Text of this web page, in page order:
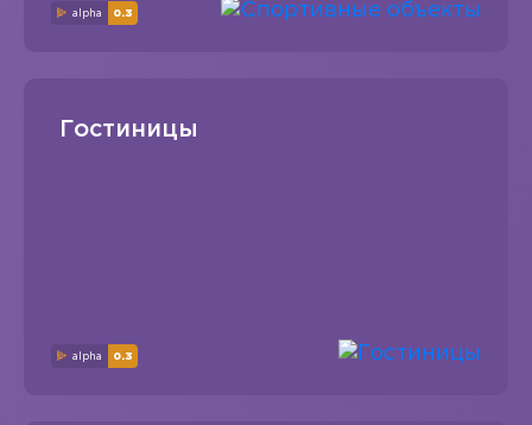
alpha 0.3
Гостиницы
alpha 0.3